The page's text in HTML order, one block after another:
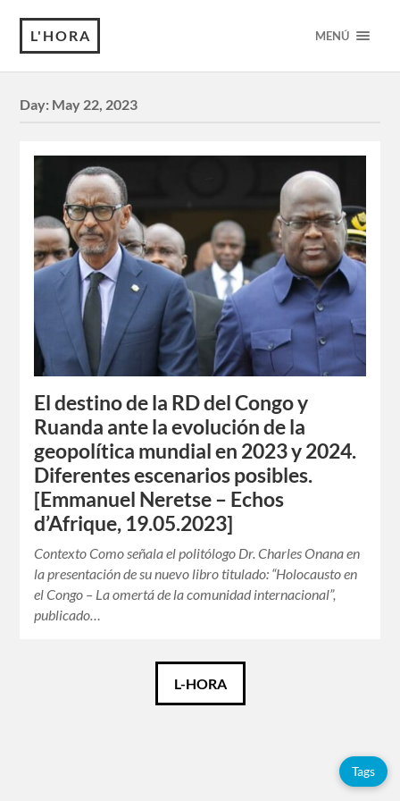
L'HORA MENÚ
Day: May 22, 2023
El destino de la RD del Congo y
Ruanda ante la evolución de la
geopolítica mundial en 2023 y 2024.
Diferentes escenarios posibles.
[Emmanuel Neretse – Echos
d’Afrique, 19.05.2023]
Contexto Como señala el politólogo Dr. Charles Onana en
la presentación de su nuevo libro titulado: “Holocausto en
el Congo – La omertá de la comunidad internacional”,
publicado…
L-HORA
Tags